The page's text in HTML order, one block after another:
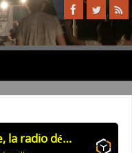
Equinoxe, la radio découverte